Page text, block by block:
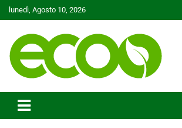
Skip
to
lunedì, Agosto 10, 2026
Ecoo.it